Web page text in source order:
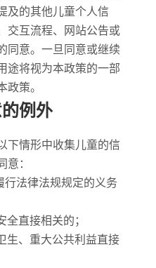
及的其他儿童个人信
交互流程、网站公告或
同意。一旦同意或继续
途将视为本政策的一部
策。
例外
下情形中收集儿童的信
：
行法律法规规定的义务
全直接相关的；
生、重大公共利益直接